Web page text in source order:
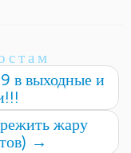
в выходные и
жару
→